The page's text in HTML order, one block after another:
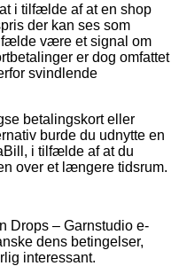
i tilfælde af at en shop
der kan ses som
være et signal om
er dog omfattet
svindlende
betalingskort eller
burde du udnytte en
i tilfælde af at du
over et længere tidsrum.
Drops – Garnstudio e-
dens betingelser,
interessant.